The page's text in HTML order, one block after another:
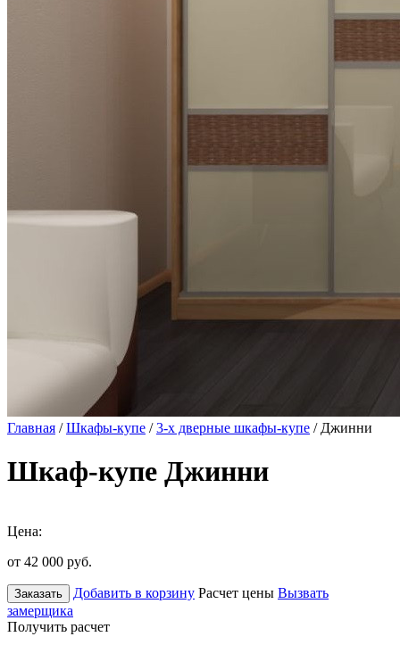
Главная /Шкафы-купе /3-х дверные шкафы-купе / Джинни
Шкаф-купе Джинни
Цена:
от 42 000 руб.
Заказать Добавить в корзину Расчет цены Вызвать
замерщика
Получить расчет